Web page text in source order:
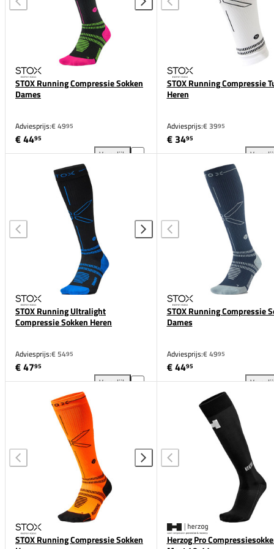
STOX Running Compressie Sokken
Dames
Adviesprijs:€ 4995
€ 4495
Vergelijk
STOX Running Compressie Sokken Dames
STOX Running Compressie
Heren
Adviesprijs:€ 3995
€ 3495
STOX Running Ultralight
Compressie Sokken Heren
Adviesprijs:€ 5495
€ 4795
Vergelijk
STOX Running Ultralight Compressie Sokken
STOX Running Compressie
Dames
Adviesprijs:€ 4995
€ 4495
STOX Running Compressie Sokken
Herzog Pro